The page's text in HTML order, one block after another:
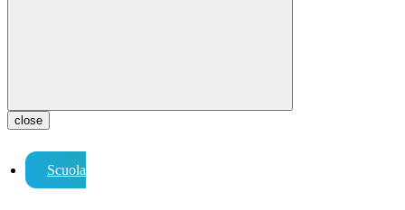
close
Scuola